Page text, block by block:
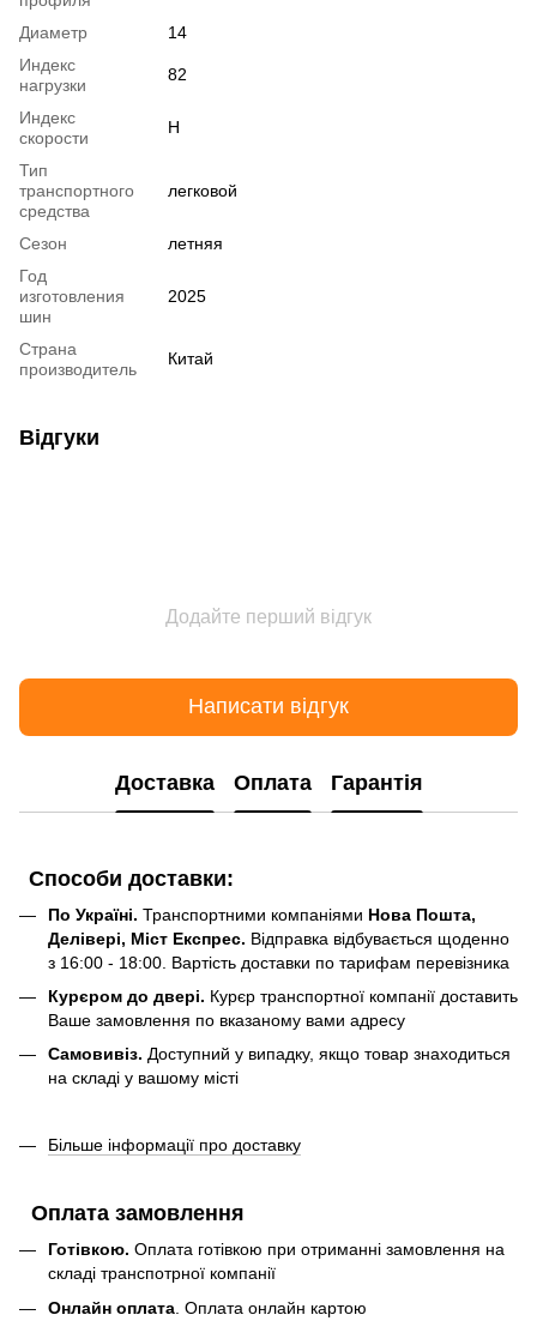
Диаметр
14
Индекс
нагрузки
82
Индекс
скорости
H
Тип
транспортного
средства
легковой
Сезон
летняя
Год
изготовления
шин
2025
Страна
производитель
Китай
Відгуки
Додайте перший відгук
Написати відгук
Доставка Оплата Гарантія
Способи доставки:
По Україні. Транспортними компаніями Нова Пошта,
Делівері, Міст Експрес. Відправка відбувається щоденно
з 16:00 - 18:00. Вартість доставки по тарифам перевізника
Курєром до двері. Курєр транспортної компанії доставить
Ваше замовлення по вказаному вами адресу
Самовивіз. Доступний у випадку, якщо товар знаходиться
на складі у вашому місті
Більше інформації про доставку
Оплата замовлення
Готівкою. Оплата готівкою при отриманні замовлення на
складі транспотрної компанії
Онлайн оплата . Оплата онлайн картою